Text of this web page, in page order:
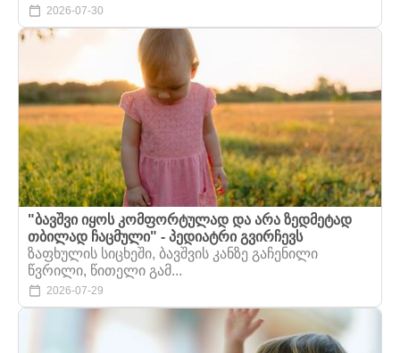
2026-07-30
"ბავშვი იყოს კომფორტულად და არა ზედმეტად
თბილად ჩაცმული" - პედიატრი გვირჩევს
ზაფხულის სიცხეში, ბავშვის კანზე გაჩენილი
წვრილი, წითელი გამ...
2026-07-29